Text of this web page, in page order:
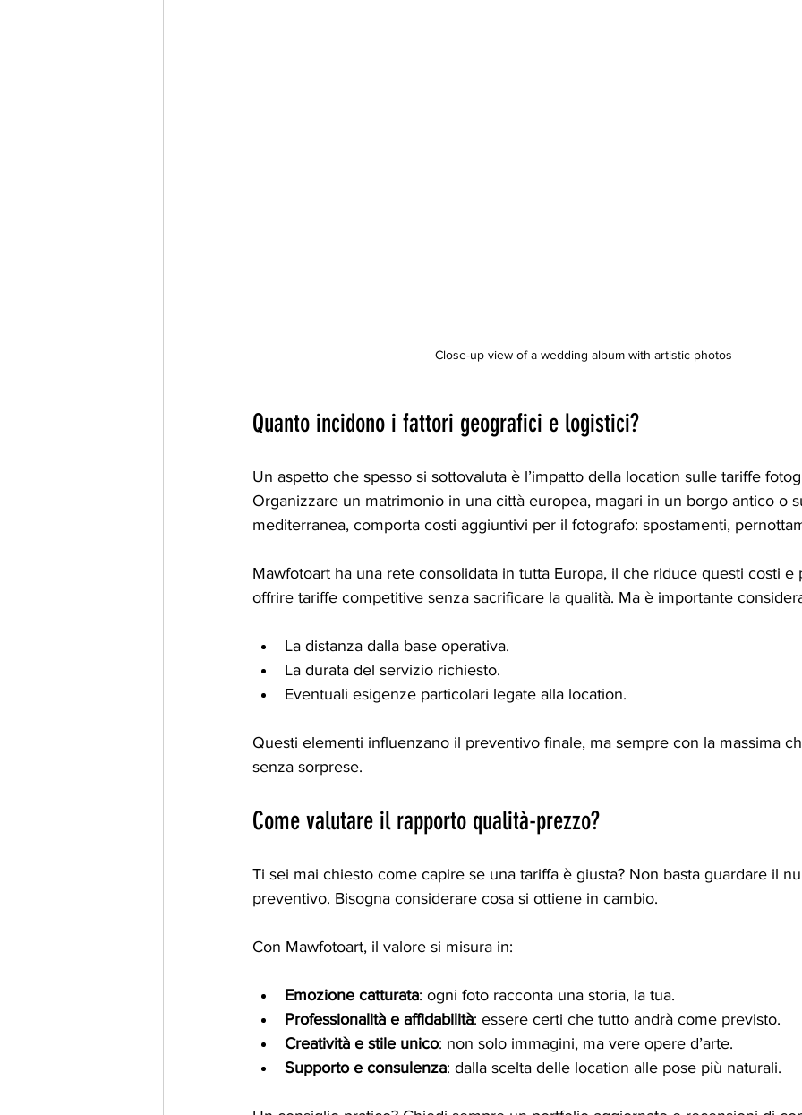
Close-up view of a wedding album with artistic photos
Quanto incidono i fattori geografici e logistici?
Un aspetto che spesso si sottovaluta è l’impatto della location sulle tariffe
Organizzare un matrimonio in una città europea, magari in un borgo antico o
mediterranea, comporta costi aggiuntivi per il fotografo: spostamenti,
Mawfotoart ha una rete consolidata in tutta Europa, il che riduce questi costi e
offrire tariffe competitive senza sacrificare la qualità. Ma è importante
La distanza dalla base operativa.
La durata del servizio richiesto.
Eventuali esigenze particolari legate alla location.
Questi elementi influenzano il preventivo finale, ma sempre con la massima
senza sorprese.
Come valutare il rapporto qualità-prezzo?
Ti sei mai chiesto come capire se una tariffa è giusta? Non basta guardare il
preventivo. Bisogna considerare cosa si ottiene in cambio.
Con Mawfotoart, il valore si misura in:
Emozione catturata: ogni foto racconta una storia, la tua.
Professionalità e affidabilità: essere certi che tutto andrà come previsto.
Creatività e stile unico: non solo immagini, ma vere opere d’arte.
Supporto e consulenza: dalla scelta delle location alle pose più naturali.